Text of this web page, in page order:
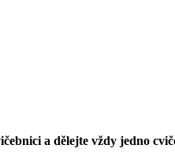
a dělejte vždy jedno